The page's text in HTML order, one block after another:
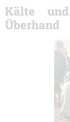
Kälte
Überhand